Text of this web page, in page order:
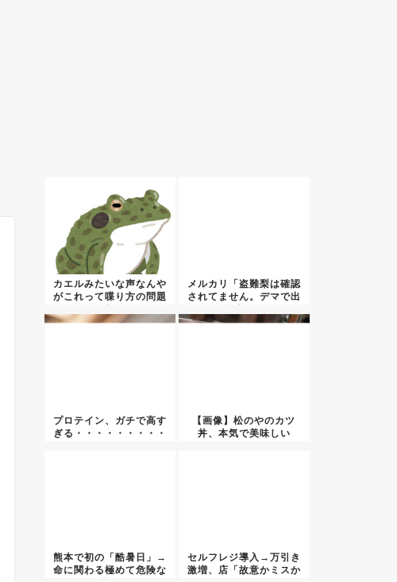
カエルみたいな声なんや
がこれって喋り方の問題
メルカリ「盗難梨は確認
されてません。デマで出
プロテイン、ガチで高す
ぎる・・・・・・・・・
【画像】松のやのカツ
丼、本気で美味しい
熊本で初の「酷暑日」→
命に関わる極めて危険な
セルフレジ導入→万引き
激増、店「故意かミスか